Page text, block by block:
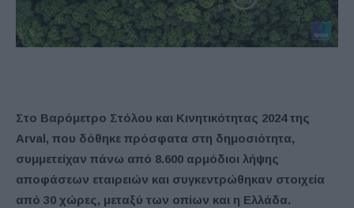
Στο Βαρόμετρο Στόλου και Κινητικότητας 2024 της
Arval, που δόθηκε πρόσφατα στη δημοσιότητα,
συμμετείχαν πάνω από 8.600 αρμόδιοι λήψης
αποφάσεων εταιρειών και συγκεντρώθηκαν στοιχεία
από 30 χώρες, μεταξύ των οπίων και η Ελλάδα.